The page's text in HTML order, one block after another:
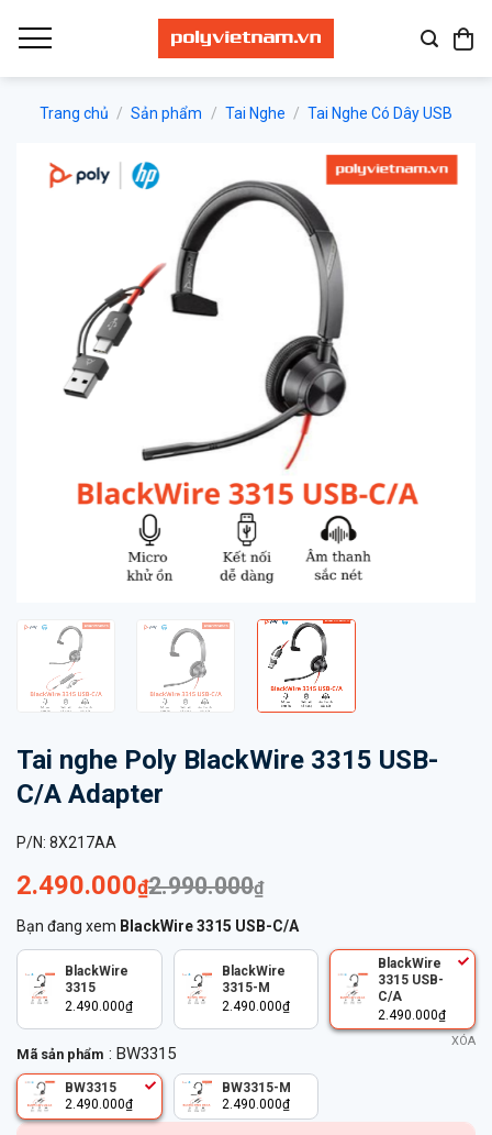
qua
Trang chủ / Sản phẩm / Tai Nghe / Tai Nghe Có Dây USB
Tai nghe Poly BlackWire 3315 USB-
C/A Adapter
P/N: 8X217AA
2.490.000₫2.990.000₫
Bạn đang xem BlackWire 3315 USB-C/A
BlackWire
3315
2.490.000₫
BlackWire
3315-M
2.490.000₫
BlackWire
3315 USB-
C/A
2.490.000₫
Mã sản phẩm : BW3315
BW3315
2.490.000₫
BW3315-M
2.490.000₫
XÓA